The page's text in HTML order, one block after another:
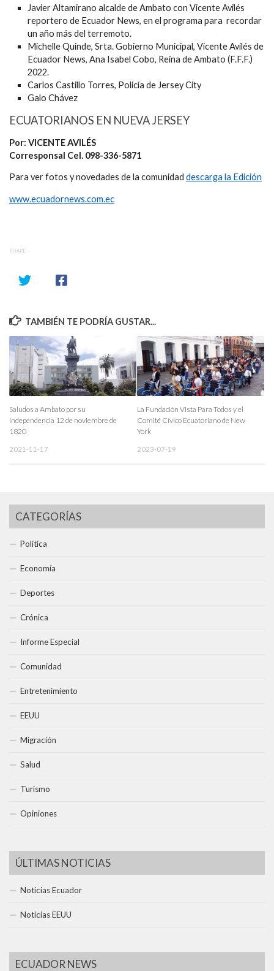
Javier Altamirano alcalde de Ambato con Vicente Avilés
reportero de Ecuador News, en el programa para recordar
un año más del terremoto.
Michelle Quinde, Srta. Gobierno Municipal, Vicente Avilés de
Ecuador News, Ana Isabel Cobo, Reina de Ambato (F.F.F.)
2022.
Carlos Castillo Torres, Policía de Jersey City
Galo Chávez
ECUATORIANOS EN NUEVA JERSEY
Por: VICENTE AVILÉS
Corresponsal Cel. 098-336-5871
Para ver fotos y novedades de la comunidad descarga la Edición
www.ecuadornews.com.ec
SHARE
TAMBIÉN TE PODRÍA GUSTAR...
Saludos a Ambato por su
Independencia 12 de noviembre de
1820
2021-11-17
La Fundación Vista Para Todos y el
Comité Cívico Ecuatoriano de New
York
2023-07-19
CATEGORÍAS
Política
Economía
Deportes
Crónica
Informe Especial
Comunidad
Entretenimiento
EEUU
Migración
Salud
Turismo
Opiniones
ÚLTIMAS NOTICIAS
Noticias Ecuador
Noticias EEUU
ECUADOR NEWS